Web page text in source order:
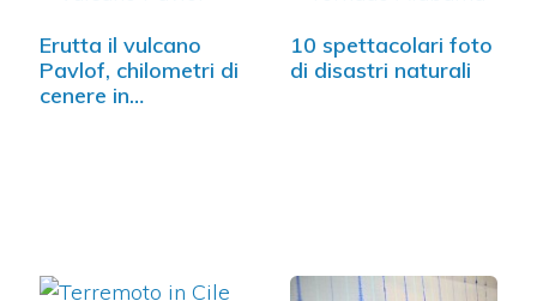
Erutta il vulcano
Pavlof, chilometri di
cenere in…
10 spettacolari foto
di disastri naturali